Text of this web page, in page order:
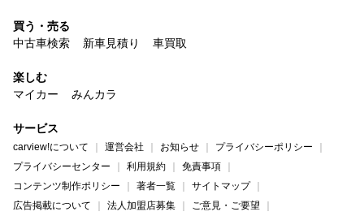
買う・売る
中古車検索
新車見積り 車買取
楽しむ
マイカー
みんカラ
サービス
carview!について 運営会社 お知らせ
プライバシーポリシー
プライバシーセンター
利用規約
免責事項
コンテンツ制作ポリシー
著者一覧
サイトマップ
広告掲載について
法人加盟店募集 ご意見・ご要望